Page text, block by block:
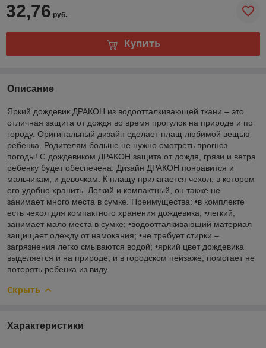
32,76 руб.
Купить
Описание
Яркий дождевик ДРАКОН из водоотталкивающей ткани – это
отличная защита от дождя во время прогулок на природе и по
городу. Оригинальный дизайн сделает плащ любимой вещью
ребенка. Родителям больше не нужно смотреть прогноз
погоды! С дождевиком ДРАКОН защита от дождя, грязи и ветра
ребенку будет обеспечена. Дизайн ДРАКОН понравится и
мальчикам, и девочкам. К плащу прилагается чехол, в котором
его удобно хранить. Легкий и компактный, он также не
занимает много места в сумке. Преимущества: •в комплекте
есть чехол для компактного хранения дождевика; •легкий,
занимает мало места в сумке; •водоотталкивающий материал
защищает одежду от намокания; •не требует стирки –
загрязнения легко смываются водой; •яркий цвет дождевика
выделяется и на природе, и в городском пейзаже, помогает не
потерять ребенка из виду.
Скрыть
Характеристики